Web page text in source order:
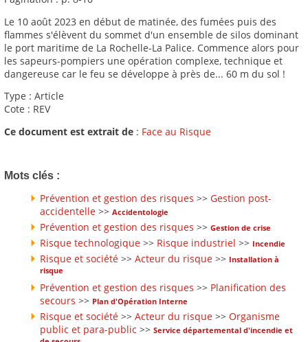
Le 10 août 2023 en début de matinée, des fumées puis des
flammes s'élèvent du sommet d'un ensemble de silos dominant
le port maritime de La Rochelle-La Palice. Commence alors pour
les sapeurs-pompiers une opération complexe, technique et
dangereuse car le feu se développe à près de... 60 m du sol !
Type : Article
Cote : REV
Ce document est extrait de : Face au Risque
Mots clés :
Prévention et gestion des risques >> Gestion post-
accidentelle >> Accidentologie
Prévention et gestion des risques >> Gestion de crise
Risque technologique >> Risque industriel >> Incendie
Risque et société >> Acteur du risque >> Installation à
risque
Prévention et gestion des risques >> Planification des
secours >> Plan d'Opération Interne
Risque et société >> Acteur du risque >> Organisme
public et para-public >> Service départemental d'incendie et